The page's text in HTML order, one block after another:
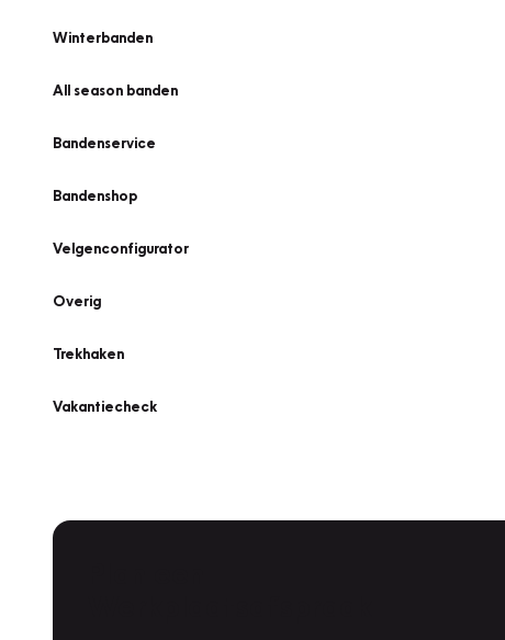
Winterbanden
All season banden
Bandenservice
Bandenshop
Velgenconfigurator
Overig
Trekhaken
Vakantiecheck